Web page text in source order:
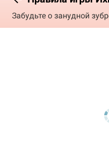
Забудьте о занудной